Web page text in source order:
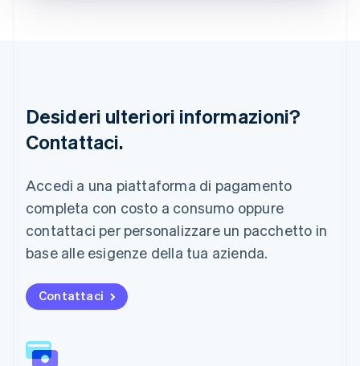
Desideri ulteriori informazioni?
Contattaci.
Accedi a una piattaforma di pagamento
completa con costo a consumo oppure
contattaci per personalizzare un pacchetto in
base alle esigenze della tua azienda.
Contattaci
Malaysia
English简体中文
Malta
Messico
Español
Norvegia
English
Nuova Zelanda
Paesi Bassi
NederlandsEnglish
Polonia
Portogallo
Português